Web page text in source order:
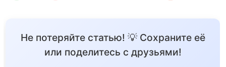
Не потеряйте статью! 💡 Сохраните её
или поделитесь с друзьями!